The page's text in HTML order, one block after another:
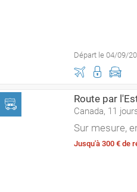
Départ le 04/09/
Route par
Canada, 11
Sur mesure,
Jusqu'à 300 € de